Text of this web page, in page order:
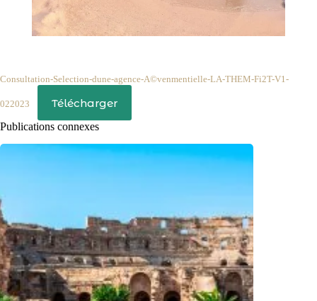
Consultation-Selection-dune-agence-A©venmentielle-LA-THEM-Fi2T-V1-
022023 Télécharger
Publications connexes